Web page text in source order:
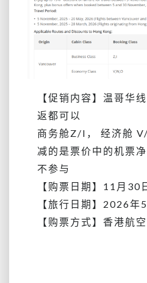
【促销内容】温哥华
返都可以
商务舱Z/I， 经济舱
减的是票价中的机票
不参与
【购票日期】11月30
【旅行日期】 2026年
【购票方式】香港航